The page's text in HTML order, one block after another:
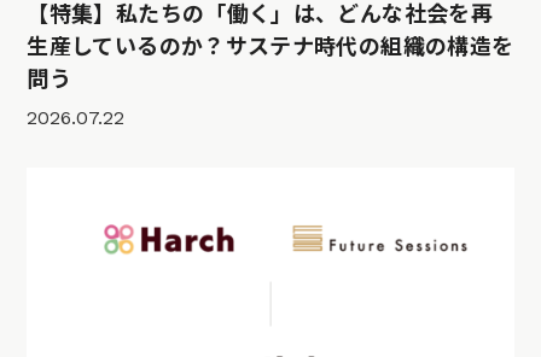
【特集】私たちの「働く」は、どんな社会を再
生産しているのか？サステナ時代の組織の構造を
問う
2026.07.22